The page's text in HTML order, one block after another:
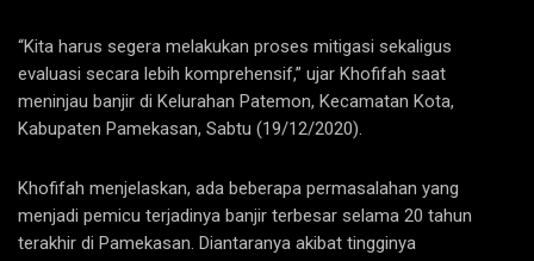
“Kita harus segera melakukan proses mitigasi sekaligus
evaluasi secara lebih komprehensif,” ujar Khofifah saat
meninjau banjir di Kelurahan Patemon, Kecamatan Kota,
Kabupaten Pamekasan, Sabtu (19/12/2020).
Khofifah menjelaskan, ada beberapa permasalahan yang
menjadi pemicu terjadinya banjir terbesar selama 20 tahun
terakhir di Pamekasan. Diantaranya akibat tingginya